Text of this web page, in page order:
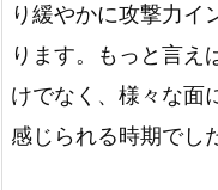
り緩やかに攻撃力イ
ります。もっと言え
けでなく、様々な面
感じられる時期でし